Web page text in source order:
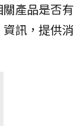
關產品是否有
訊，提供消